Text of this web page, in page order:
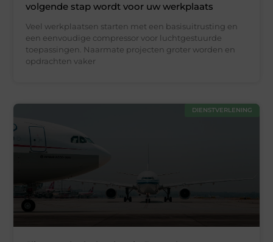
volgende stap wordt voor uw werkplaats
Veel werkplaatsen starten met een basisuitrusting en
een eenvoudige compressor voor luchtgestuurde
toepassingen. Naarmate projecten groter worden en
opdrachten vaker
DIENSTVERLENING